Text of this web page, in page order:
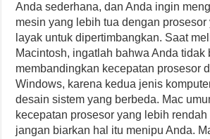
Anda sederhana, dan Anda ingin
mesin yang lebih tua dengan
layak untuk dipertimbangkan. Saat
Macintosh, ingatlah bahwa Anda tidak
membandingkan kecepatan prosesor
Windows, karena kedua jenis
desain sistem yang berbeda. Mac
kecepatan prosesor yang lebih
jangan biarkan hal itu menipu Anda.